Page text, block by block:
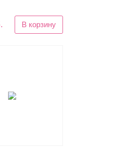
В корзину